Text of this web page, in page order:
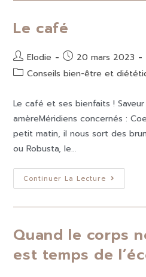
Le café
Elodie
20 mars 2023
Conseils bien-être et
Le café et ses bienfaits !
amèreMéridiens concernés :
petit matin, il nous sort des
ou Robusta, le…
Continuer La Lecture
Quand le corps
est temps de